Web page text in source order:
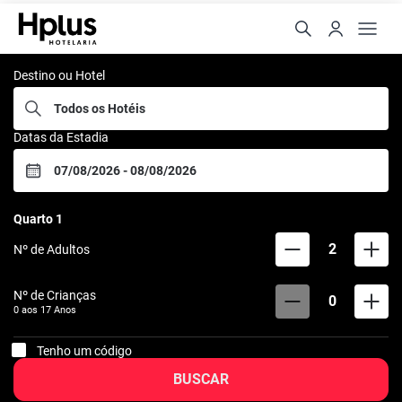
Rede Hplus
Destino ou Hotel
Datas da Estadia
Quarto 1
Nº de Adultos 2
Nº de Crianças
0 aos 17 Anos 0
Tenho um código
BUSCAR